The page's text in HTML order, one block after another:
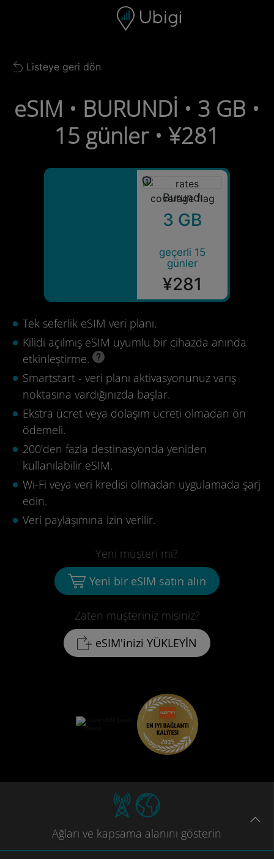
Gezinme çubuğu Alt bilgi
Back to list
Listeye geri dön
eSIM • BURUNDİ • 3 GB •
15 günler • ¥281
Burundi̇
3 GB
geçerli 15
günler
¥281
Tek seferlik eSIM veri planı.
Kilidi açılmış eSIM uyumlu bir cihazda anında
etkinleştirme.
Smartstart - veri planı aktivasyonunuz varış
noktasına vardığınızda başlar.
Ekstra ücret veya dolaşım ücreti olmadan ön
ödemeli.
200'den fazla destinasyonda yeniden
kullanılabilir eSIM.
Wi-Fi veya veri kredisi olmadan uygulamada şarj
edin.
Veri paylaşımına izin verilir.
Zaten müşteriniz misiniz?
eSIM'inizi YÜKLEYİN
Yeni müşteri mi?
Yeni bir eSIM satın alın
Ağları ve kapsama alanını gösterin